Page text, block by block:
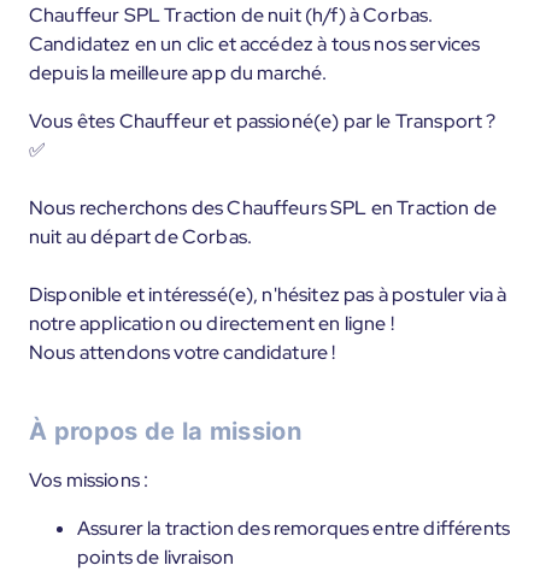
Chauffeur SPL Traction de nuit (h/f) à Corbas.
Candidatez en un clic et accédez à tous nos services
depuis la meilleure app du marché.
Vous êtes Chauffeur et passioné(e) par le Transport ?
✅
Nous recherchons des Chauffeurs SPL en Traction de
nuit au départ de Corbas.
Disponible et intéressé(e), n'hésitez pas à postuler via à
notre application ou directement en ligne !
Nous attendons votre candidature !
À propos de la mission
Vos missions :
Assurer la traction des remorques entre différents
points de livraison